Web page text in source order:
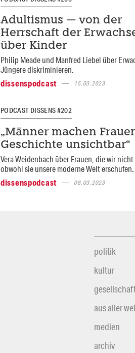
Adultismus — von der
Herrschaft der
über Kinder
Philip Meade und Manfred Liebel über
Jüngere diskriminieren.
dissenspodcast
15.03.2023
PODCAST DISSENS #202
„Männer machen
Geschichte unsichtbar“
Vera Weidenbach über Frauen, die wir
obwohl sie unsere moderne Welt erschufen.
dissenspodcast
08.03.2023
politik
kultur
aus aller
medien
archiv